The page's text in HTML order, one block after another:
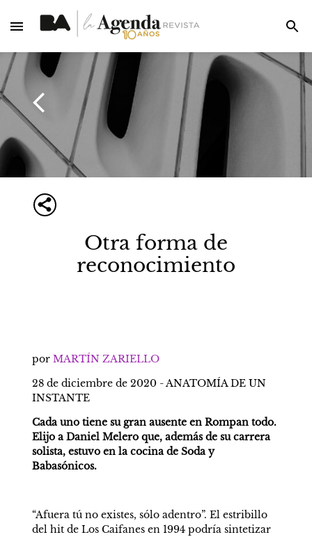
Otra forma de
reconocimiento
por MARTÍN ZARIELLO
28 de diciembre de 2020 - ANATOMÍA DE UN
INSTANTE
Cada uno tiene su gran ausente en Rompan todo.
Elijo a Daniel Melero que, además de su carrera
solista, estuvo en la cocina de Soda y
Babasónicos.
“Afuera tú no existes, sólo adentro”. El estribillo
del hit de Los Caifanes en 1994 podría sintetizar